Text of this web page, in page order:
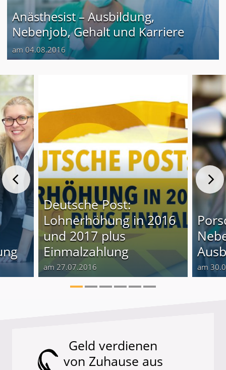
Anästhesist – Ausbildung,
Nebenjob, Gehalt und Karriere
am 04.08.2016
Deutsche Post:
Lohnerhöhung in 2016
und 2017 plus
Einmalzahlung
am 27.07.2016 am
Geld verdienen
von Zuhause aus